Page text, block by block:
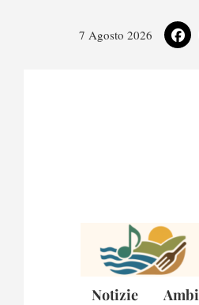
7 Agosto 2026
Notizie